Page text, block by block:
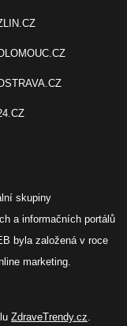
skupiny
a informačních portálů
byla založená v roce
marketing.
ZdraveTrendy.cz